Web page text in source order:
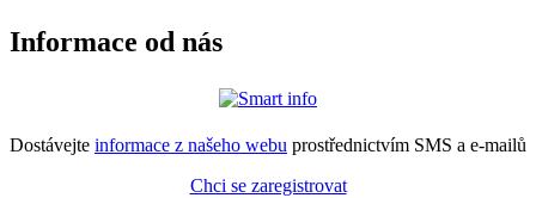
Informace od nás
Dostávejte informace z našeho webu prostřednictvím SMS a e-mailů
Chci se zaregistrovat